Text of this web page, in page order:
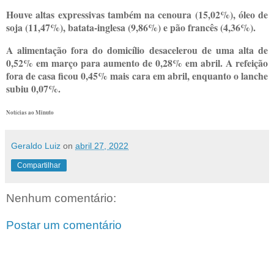
Houve altas expressivas também na cenoura (15,02%), óleo de
soja (11,47%), batata-inglesa (9,86%) e pão francês (4,36%).
A alimentação fora do domicílio desacelerou de uma alta de
0,52% em março para aumento de 0,28% em abril. A refeição
fora de casa ficou 0,45% mais cara em abril, enquanto o lanche
subiu 0,07%.
Notícias ao Minuto
Geraldo Luiz on abril 27, 2022
Compartilhar
Nenhum comentário:
Postar um comentário